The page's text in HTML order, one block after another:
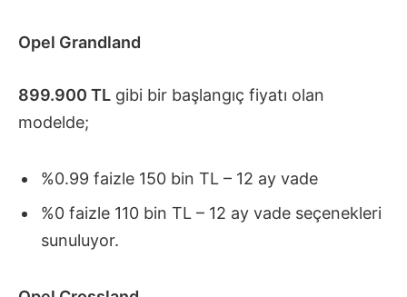
Opel Grandland
899.900 TL gibi bir başlangıç fiyatı olan
modelde;
%0.99 faizle 150 bin TL – 12 ay vade
%0 faizle 110 bin TL – 12 ay vade seçenekleri
sunuluyor.